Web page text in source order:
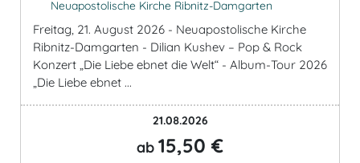
Neuapostolische Kirche Ribnitz-Damgarten
Freitag, 21. August 2026 - Neuapostolische Kirche
Ribnitz-Damgarten - Dilian Kushev – Pop & Rock
Konzert „Die Liebe ebnet die Welt“ - Album-Tour 2026
„Die Liebe ebnet ...
21.08.2026
ab 15,50 €